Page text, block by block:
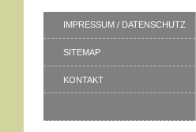
IMPRESSUM / DATENSCHUTZ
SITEMAP
KONTAKT